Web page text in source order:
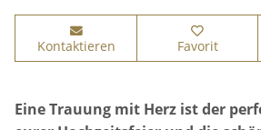
Kontaktieren Favorit
Eine Trauung mit Herz ist der